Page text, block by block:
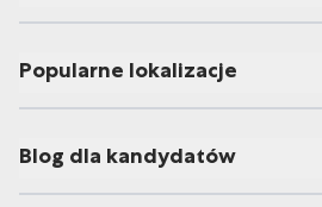
Popularne lokalizacje
Blog dla kandydatów